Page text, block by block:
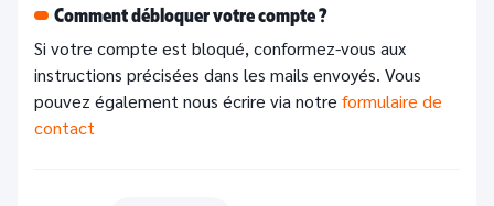
Comment débloquer votre compte ?
Si votre compte est bloqué, conformez-vous aux
instructions précisées dans les mails envoyés. Vous
pouvez également nous écrire via notre formulaire de
contact